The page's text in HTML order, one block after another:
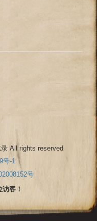
All rights reserved
号-1
号
客！